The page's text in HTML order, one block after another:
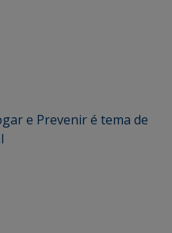
e Prevenir é tema de